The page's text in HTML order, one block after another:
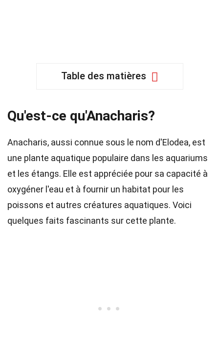
Table des matières
Qu'est-ce qu'Anacharis?
Anacharis, aussi connue sous le nom d'Elodea, est
une plante aquatique populaire dans les aquariums
et les étangs. Elle est appréciée pour sa capacité à
oxygéner l'eau et à fournir un habitat pour les
poissons et autres créatures aquatiques. Voici
quelques faits fascinants sur cette plante.